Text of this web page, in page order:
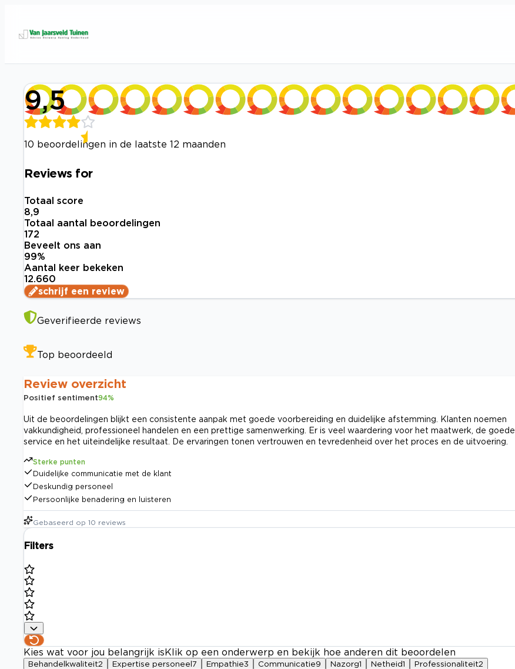
9,5
10 beoordelingen in de laatste 12 maanden
Reviews for
Totaal score
8,9
Totaal aantal beoordelingen
172
Beveelt ons aan
99%
Aantal keer bekeken
12.660
schrijf een review
Geverifieerde reviews
Top beoordeeld
Review overzicht
Positief sentiment94%
Uit de beoordelingen blijkt een consistente aanpak met goede voorbereiding en duidelijke afstemming. Klanten noemen
vakkundigheid, professioneel handelen en een prettige samenwerking. Er is veel waardering voor het maatwerk, de goede
service en het uiteindelijke resultaat. De ervaringen tonen vertrouwen en tevredenheid over het proces en de uitvoering.
Sterke punten
Duidelijke communicatie met de klant
Deskundig personeel
Persoonlijke benadering en luisteren
Gebaseerd op 10 reviews
Filters
Kies wat voor jou belangrijk is Klik op een onderwerp en bekijk hoe anderen dit beoordelen
Behandelkwaliteit2 Expertise personeel 7 Empathie3 Communicatie9 Nazorg1 Netheid1 Professionaliteit2